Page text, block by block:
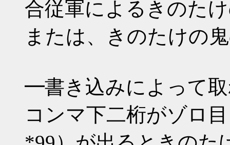
合従軍によるきのた
または、きのたけの
━書き込みによって
コンマ下二桁がゾロ